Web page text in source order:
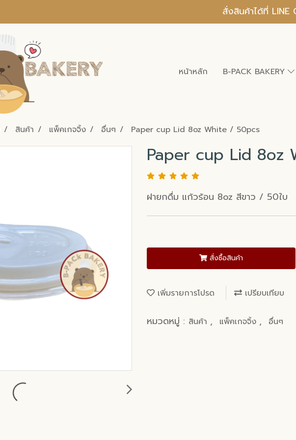
สั่งสินค้าได้ที่
หน้าหลัก B-PACK BAKERY
สินค้า แพ็คเกจจิ้ง อื่นๆ Paper cup Lid 8oz White / 50pcs
Paper cup Lid 8oz
ฝายกดื่ม แก้วร้อน 8oz สีขาว / 50ใบ
สั่งซื้อสินค้า
เพิ่มรายการโปรด เปรียบเทียบ
หมวดหมู่ : สินค้า , แพ็คเกจจิ้ง , อื่นๆ